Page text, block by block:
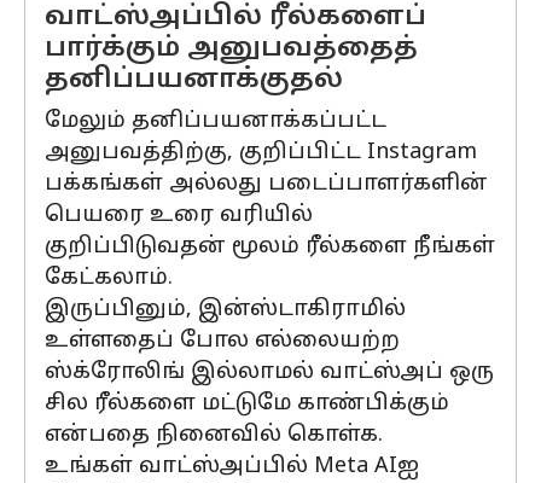
வாட்ஸ்அப்பில் ரீல்களைப்
பார்க்கும் அனுபவத்தைத்
தனிப்பயனாக்குதல்
மேலும் தனிப்பயனாக்கப்பட்ட
அனுபவத்திற்கு, குறிப்பிட்ட Instagram
பக்கங்கள் அல்லது படைப்பாளர்களின்
பெயரை உரை வரியில்
குறிப்பிடுவதன் மூலம் ரீல்களை நீங்கள்
கேட்கலாம்.
இருப்பினும், இன்ஸ்டாகிராமில்
உள்ளதைப் போல எல்லையற்ற
ஸ்க்ரோலிங் இல்லாமல் வாட்ஸ்அப் ஒரு
சில ரீல்களை மட்டுமே காண்பிக்கும்
என்பதை நினைவில் கொள்க.
உங்கள் வாட்ஸ்அப்பில் Meta AIஐ